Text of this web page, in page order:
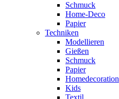
Schmuck
Home-Deco
Papier
Techniken
Modellieren
Gießen
Schmuck
Papier
Homedecoration
Kids
Textil